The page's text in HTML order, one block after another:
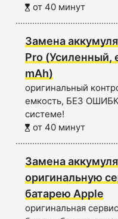
от 40 минут
Замена
Pro (Усиленный,
mAh)
оригинальный
емкость, БЕЗ
системе!
от 40 минут
Замена
оригинальную
батарею Apple
оригинальная